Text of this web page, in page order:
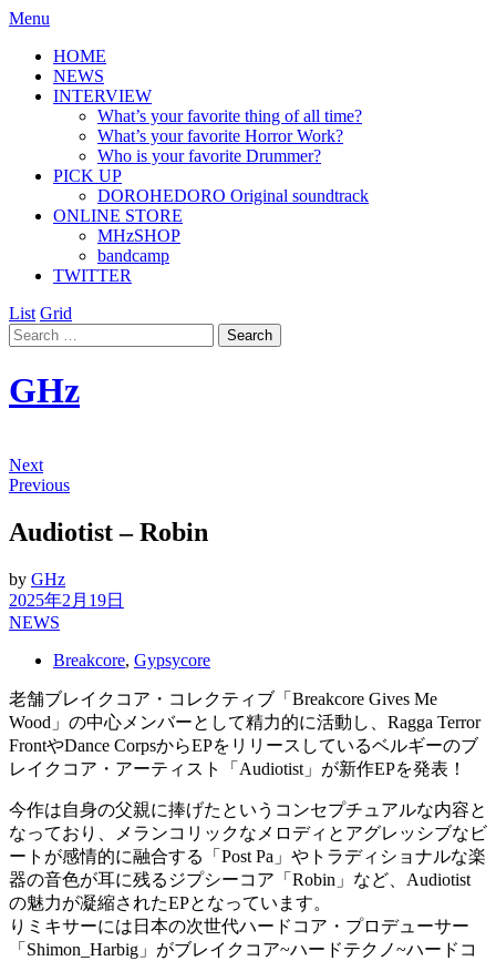
Menu
HOME
NEWS
INTERVIEW
What’s your favorite thing of all time?
What’s your favorite Horror Work?
Who is your favorite Drummer?
PICK UP
DOROHEDORO Original soundtrack
ONLINE STORE
MHzSHOP
bandcamp
TWITTER
List Grid
GHz
Next
Previous
Audiotist – Robin
by GHz
2025年2月19日
NEWS
Breakcore, Gypsycore
老舗ブレイクコア・コレクティブ「Breakcore Gives Me
Wood」の中心メンバーとして精力的に活動し、Ragga Terror
FrontやDance CorpsからEPをリリースしているベルギーのブ
レイクコア・アーティスト「Audiotist」が新作EPを発表！
今作は自身の父親に捧げたというコンセプチュアルな内容と
なっており、メランコリックなメロディとアグレッシブなビ
ートが感情的に融合する「Post Pa」やトラディショナルな楽
器の音色が耳に残るジプシーコア「Robin」など、Audiotist
の魅力が凝縮されたEPとなっています。
りミキサーには日本の次世代ハードコア・プロデューサー
「Shimon_Harbig」がブレイクコア~ハードテクノ~ハードコ